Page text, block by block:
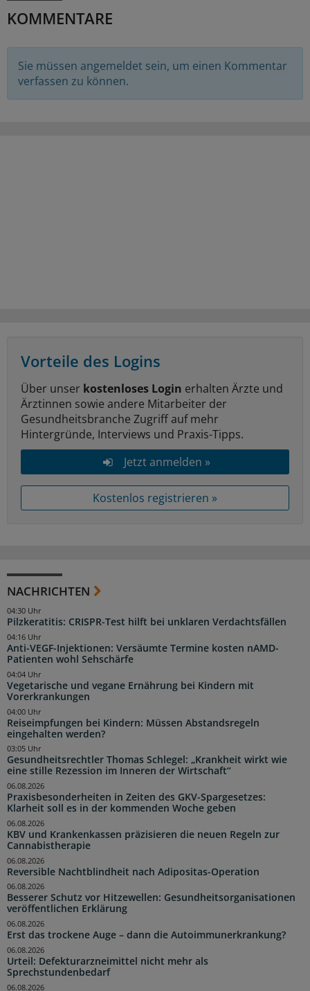
KOMMENTARE
Sie müssen angemeldet sein, um einen Kommentar
verfassen zu können.
Vorteile des Logins
Über unser kostenloses Login erhalten Ärzte und
Ärztinnen sowie andere Mitarbeiter der
Gesundheitsbranche Zugriff auf mehr
Hintergründe, Interviews und Praxis-Tipps.
Jetzt anmelden »
Kostenlos registrieren »
NACHRICHTEN
Pilzkeratitis: CRISPR-Test hilft bei unklaren Verdachtsfällen
04:30 Uhr
Anti-VEGF-Injektionen: Versäumte Termine kosten nAMD-
Patienten wohl Sehschärfe
04:16 Uhr
Vegetarische und vegane Ernährung bei Kindern mit
Vorerkrankungen
04:04 Uhr
Reiseimpfungen bei Kindern: Müssen Abstandsregeln
eingehalten werden?
04:00 Uhr
Gesundheitsrechtler Thomas Schlegel: „Krankheit wirkt wie
eine stille Rezession im Inneren der Wirtschaft“
03:05 Uhr
Praxisbesonderheiten in Zeiten des GKV-Spargesetzes:
Klarheit soll es in der kommenden Woche geben
06.08.2026
KBV und Krankenkassen präzisieren die neuen Regeln zur
Cannabistherapie
06.08.2026
Reversible Nachtblindheit nach Adipositas-Operation
06.08.2026
Besserer Schutz vor Hitzewellen: Gesundheitsorganisationen
veröffentlichen Erklärung
06.08.2026
Erst das trockene Auge – dann die Autoimmunerkrankung?
06.08.2026
Urteil: Defekturarzneimittel nicht mehr als
Sprechstundenbedarf
06.08.2026
06.08.2026